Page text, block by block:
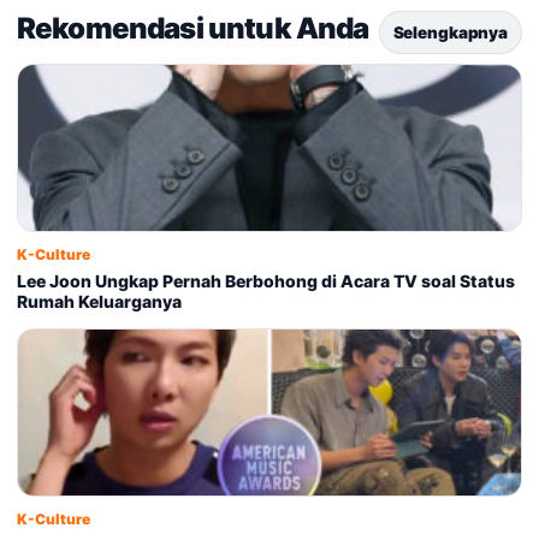
Rekomendasi untuk Anda Selengkapnya
K-Culture
Lee Joon Ungkap Pernah Berbohong di Acara TV soal Status
Rumah Keluarganya
K-Culture